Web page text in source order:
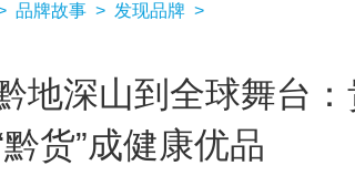
品牌故事 > 发现品牌 >
地深山到全球舞台
黔货”成健康优品